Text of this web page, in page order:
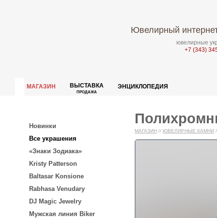
Ювелирный
ювелирные
+7 (343)
МАГАЗИН ВЫСТАВКА
ПРОДАЖА
ЭНЦИКЛОПЕДИЯ
Новинки
Все украшения
«Знаки Зодиака»
Kristy Patterson
Baltasar Konsione
Rabhasa Venudary
DJ Magic Jewelry
Мужская линия Biker
МАГАЗИН // ЮВЕЛИРНЫЕ КАМНИ